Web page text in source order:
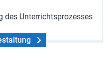
des Unterrichtsprozesses